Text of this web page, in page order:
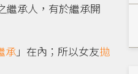
繼承人，有於繼承開
承 」在內；所以女友拋